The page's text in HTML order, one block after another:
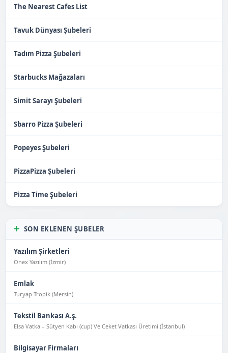
The Nearest Cafes List
Tavuk Dünyası Şubeleri
Tadım Pizza Şubeleri
Starbucks Mağazaları
Simit Sarayı Şubeleri
Sbarro Pizza Şubeleri
Popeyes Şubeleri
PizzaPizza Şubeleri
Pizza Time Şubeleri
SON EKLENEN ŞUBELER
Yazılım Şirketleri
Onex Yazılım (İzmir)
Emlak
Turyap Tropik (Mersin)
Tekstil Bankası A.ş.
Elsa Vatka – Sütyen Kabı (cup) Ve Ceket Vatkası Üretimi (İstanbul)
Bilgisayar Firmaları